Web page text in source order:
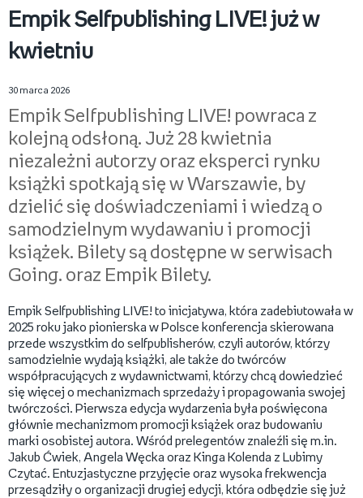
Empik Selfpublishing LIVE! już w
kwietniu
30 marca 2026
Empik Selfpublishing LIVE! powraca z
kolejną odsłoną. Już 28 kwietnia
niezależni autorzy oraz eksperci rynku
książki spotkają się w Warszawie, by
dzielić się doświadczeniami i wiedzą o
samodzielnym wydawaniu i promocji
książek. Bilety są dostępne w serwisach
Going. oraz Empik Bilety.
Empik Selfpublishing LIVE! to inicjatywa, która zadebiutowała w
2025 roku jako pionierska w Polsce konferencja skierowana
przede wszystkim do selfpublisherów, czyli autorów, którzy
samodzielnie wydają książki, ale także do twórców
współpracujących z wydawnictwami, którzy chcą dowiedzieć
się więcej o mechanizmach sprzedaży i propagowania swojej
twórczości. Pierwsza edycja wydarzenia była poświęcona
głównie mechanizmom promocji książek oraz budowaniu
marki osobistej autora. Wśród prelegentów znaleźli się m.in.
Jakub Ćwiek, Angela Węcka oraz Kinga Kolenda z Lubimy
Czytać. Entuzjastyczne przyjęcie oraz wysoka frekwencja
przesądziły o organizacji drugiej edycji, która odbędzie się już